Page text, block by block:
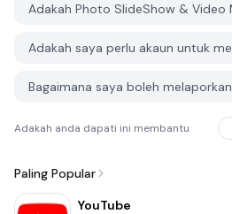
Adakah anda dapati ini membantu
Paling Popular
YouTube